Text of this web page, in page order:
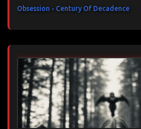
Obsession - Century Of Decadence